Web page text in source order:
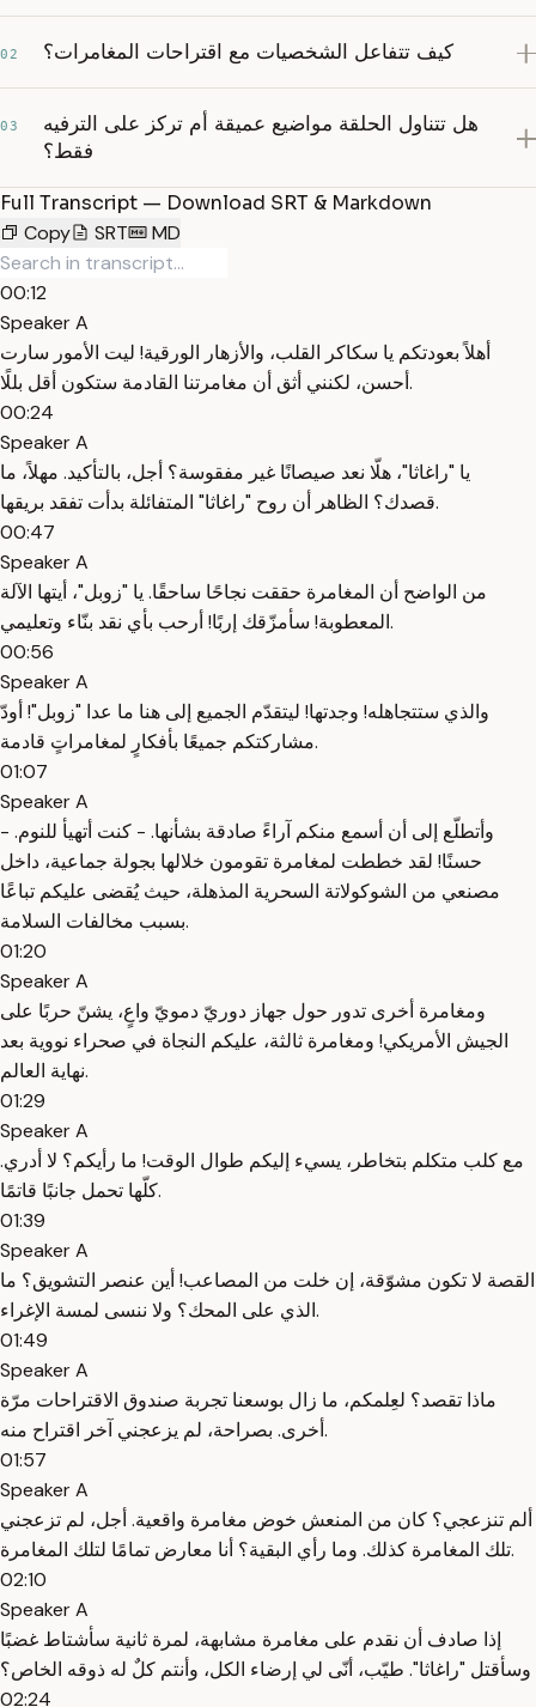
02 كيف تتفاعل الشخصيات مع اقتراحات المغامرات؟
03
هل تتناول الحلقة مواضيع عميقة أم تركز على الترفيه
فقط؟
Full Transcript — Download SRT & Markdown
Copy
SRT MD
00:12
Speaker A
أهلاً بعودتكم يا سكاكر القلب، والأزهار الورقية! ليت الأمور سارت
أحسن، لكنني أثق أن مغامرتنا القادمة ستكون أقل بللًا.
00:24
Speaker A
يا "راغاثا"، هلّا نعد صيصانًا غير مفقوسة؟ أجل، بالتأكيد. مهلاً، ما
قصدك؟ الظاهر أن روح "راغاثا" المتفائلة بدأت تفقد بريقها.
00:47
Speaker A
من الواضح أن المغامرة حققت نجاحًا ساحقًا. يا "زوبل"، أيتها الآلة
المعطوبة! سأمزّقك إربًا! أرحب بأي نقد بنّاء وتعليمي.
00:56
Speaker A
والذي ستتجاهله! وجدتها! ليتقدّم الجميع إلى هنا ما عدا "زوبل"! أودّ
مشاركتكم جميعًا بأفكارٍ لمغامراتٍ قادمة.
01:07
Speaker A
وأتطلّع إلى أن أسمع منكم آراءً صادقة بشأنها. - كنت أتهيأ للنوم. -
حسنًا! لقد خططت لمغامرة تقومون خلالها بجولة جماعية، داخل
مصنعي من الشوكولاتة السحرية المذهلة، حيث يُقضى عليكم تباعًا
بسبب مخالفات السلامة.
01:20
Speaker A
ومغامرة أخرى تدور حول جهاز دوريّ دمويّ واعٍ، يشنّ حربًا على
الجيش الأمريكي! ومغامرة ثالثة، عليكم النجاة في صحراء نووية بعد
نهاية العالم.
01:29
Speaker A
مع كلب متكلم بتخاطر، يسيء إليكم طوال الوقت! ما رأيكم؟ لا أدري.
كلّها تحمل جانبًا قاتمًا.
01:39
Speaker A
القصة لا تكون مشوّقة، إن خلت من المصاعب! أين عنصر التشويق؟ ما
الذي على المحك؟ ولا ننسى لمسة الإغراء.
01:49
Speaker A
ماذا تقصد؟ لعِلمكم، ما زال بوسعنا تجربة صندوق الاقتراحات مرّة
أخرى. بصراحة، لم يزعجني آخر اقتراح منه.
01:57
Speaker A
ألم تنزعجي؟ كان من المنعش خوض مغامرة واقعية. أجل، لم تزعجني
تلك المغامرة كذلك. وما رأي البقية؟ أنا معارض تمامًا لتلك المغامرة.
02:10
Speaker A
إذا صادف أن نقدم على مغامرة مشابهة، لمرة ثانية سأشتاط غضبًا
وسأقتل "راغاثا". طيّب، أنّى لي إرضاء الكل، وأنتم كلٌ له ذوقه الخاص؟
02:24